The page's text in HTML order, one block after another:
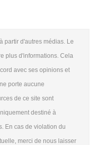
partir d'autres médias. Le
plus d'informations. Cela
avec ses opinions et
porte aucune
de ce site sont
destiné à
En cas de violation du
merci de nous laisser